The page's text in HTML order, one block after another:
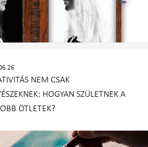
NEM CSAK
HOGYAN SZÜLETNEK A
ÖTLETEK?